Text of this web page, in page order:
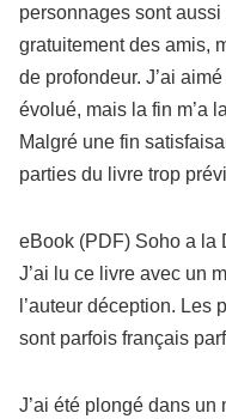
personnages sont
gratuitement des amis,
de profondeur. J’ai
évolué, mais la fin m’a
Malgré une fin
parties du livre trop
eBook (PDF) Soho a la
J’ai lu ce livre avec un
l’auteur déception. Les
sont parfois français
J’ai été plongé dans